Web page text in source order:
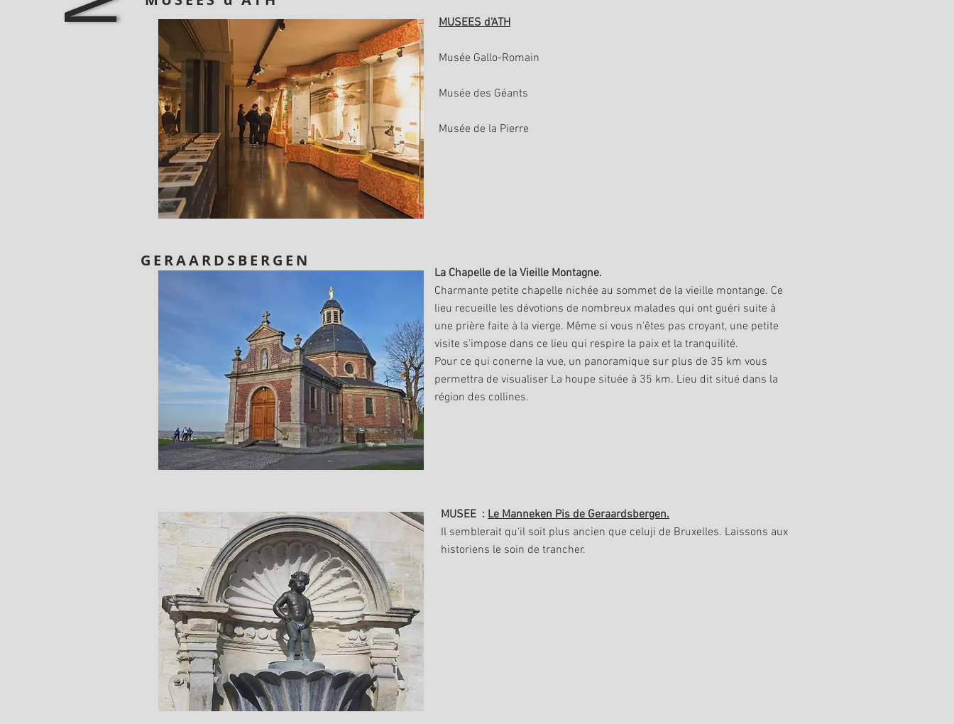
MUSEES d'ATH
Musée Gallo-Romain
Musée des Géants
Musée de la Pierre
GERAARDSBERGEN
La Chapelle de la Vieille Montagne.
Charmante petite chapelle nichée au sommet de la vieille montange. Ce
lieu recueille les dévotions de nombreux malades qui ont guéri suite à
une prière faite à la vierge. Même si vous n'êtes pas croyant, une petite
visite s'impose dans ce lieu qui respire la paix et la tranquilité.
Pour ce qui conerne la vue, un panoramique sur plus de 35 km vous
permettra de visualiser La houpe située à 35 km. Lieu dit situé dans la
région des collines.
MUSEE : Le Manneken Pis de Geraardsbergen.
Il semblerait qu'il soit plus ancien que celuji de Bruxelles. Laissons aux
historiens le soin de trancher.